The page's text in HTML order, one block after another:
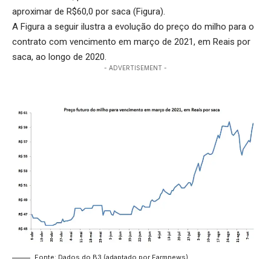
aproximar de R$60,0 por saca (Figura).
A Figura a seguir ilustra a evolução do preço do milho para o
contrato com vencimento em março de 2021, em Reais por
saca, ao longo de 2020.
- ADVERTISEMENT -
Fonte: Dados do B3 (adaptado por Farmnews)